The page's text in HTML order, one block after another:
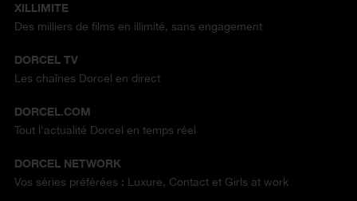
XILLIMITE
Des milliers de films en illimité, sans engagement
DORCEL TV
Les chaînes Dorcel en direct
DORCEL.COM
Tout l'actualité Dorcel en temps réel
DORCEL NETWORK
Vos séries préférées : Luxure, Contact et Girls at work